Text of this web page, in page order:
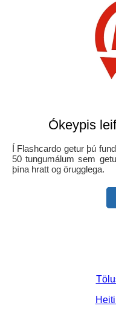
Ókeypis
Í Flashcardo getur þú
50 tungumálum sem
þína hratt og örugglega.